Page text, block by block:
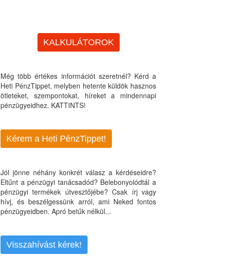
KALKULÁTOROK
Még több értékes információt szeretnél? Kérd a
Heti PénzTippet, melyben hetente küldök hasznos
ötleteket, szempontokat, híreket a mindennapi
pénzügyeidhez. KATTINTS!
Kérem a Heti PénzTippet!
Jól jönne néhány konkrét válasz a kérdéseidre?
Eltűnt a pénzügyi tanácsadód? Belebonyolódtál a
pénzügyi termékek útvesztőjébe? Csak írj vagy
hívj, és beszélgessünk arról, ami Neked fontos
pénzügyeidben. Apró betűk nélkül...
Visszahívást kérek!